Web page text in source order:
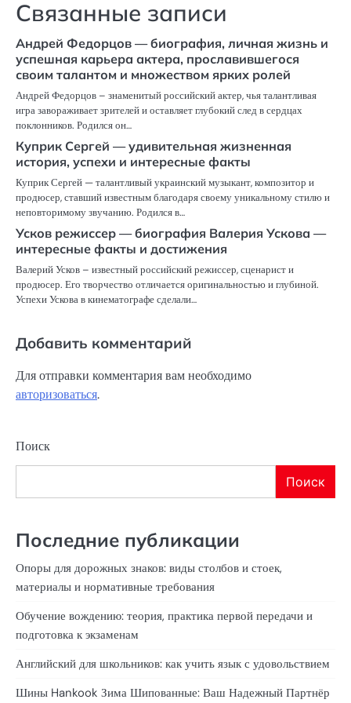
Связанные записи
Андрей Федорцов — биография, личная жизнь и
успешная карьера актера, прославившегося
своим талантом и множеством ярких ролей
Андрей Федорцов – знаменитый российский актер, чья талантливая
игра завораживает зрителей и оставляет глубокий след в сердцах
поклонников. Родился он…
Куприк Сергей — удивительная жизненная
история, успехи и интересные факты
Куприк Сергей — талантливый украинский музыкант, композитор и
продюсер, ставший известным благодаря своему уникальному стилю и
неповторимому звучанию. Родился в…
Усков режиссер — биография Валерия Ускова —
интересные факты и достижения
Валерий Усков – известный российский режиссер, сценарист и
продюсер. Его творчество отличается оригинальностью и глубиной.
Успехи Ускова в кинематографе сделали…
Добавить комментарий
Для отправки комментария вам необходимо
авторизоваться.
Поиск
Поиск
Последние публикации
Опоры для дорожных знаков: виды столбов и стоек,
материалы и нормативные требования
Обучение вождению: теория, практика первой передачи и
подготовка к экзаменам
Английский для школьников: как учить язык с удовольствием
Шины Hankook Зима Шипованные: Ваш Надежный Партнёр